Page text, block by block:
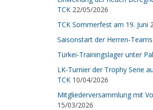
TCK 22/05/2026
TCK Sommerfest am 19. Juni
Saisonstart der Herren-Teams
Türkei-Trainingslager unter
LK-Turnier der Trophy Serie
TCK 10/04/2026
Mitgliederversammlung mit
15/03/2026